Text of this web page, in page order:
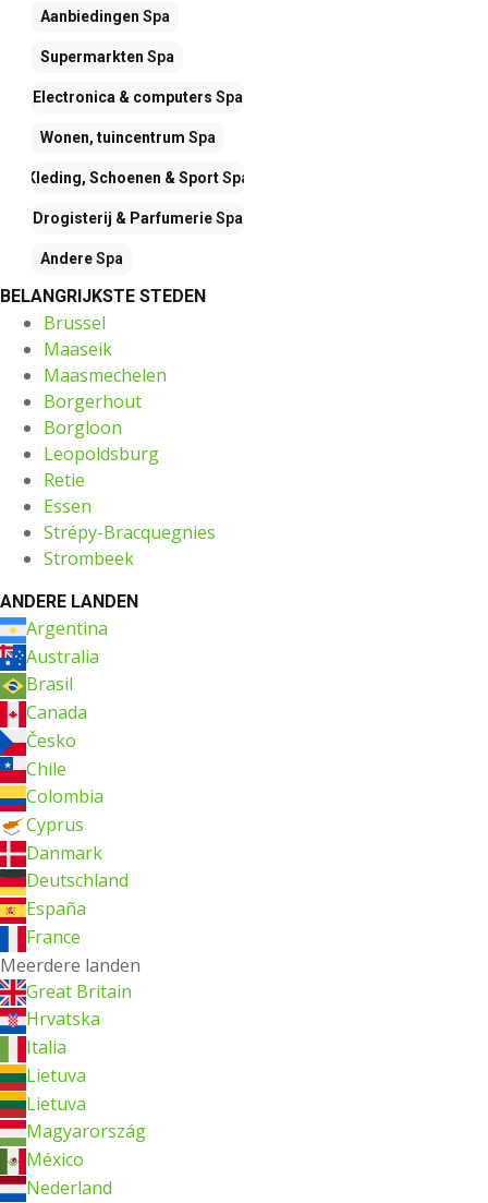
Aanbiedingen Spa
Supermarkten Spa
Electronica & computers Spa
Wonen, tuincentrum Spa
Kleding, Schoenen & SportSpa
Drogisterij & ParfumerieSpa
AndereSpa
BELANGRIJKSTE STEDEN
Brussel
Maaseik
Maasmechelen
Borgerhout
Borgloon
Leopoldsburg
Retie
Essen
Strépy-Bracquegnies
Strombeek
ANDERE LANDEN
Argentina
Australia
Brasil
Canada
Česko
Chile
Colombia
Cyprus
Danmark
Deutschland
España
France
Meerdere landen
Great Britain
Hrvatska
Italia
Lietuva
Lietuva
Magyarország
México
Nederland